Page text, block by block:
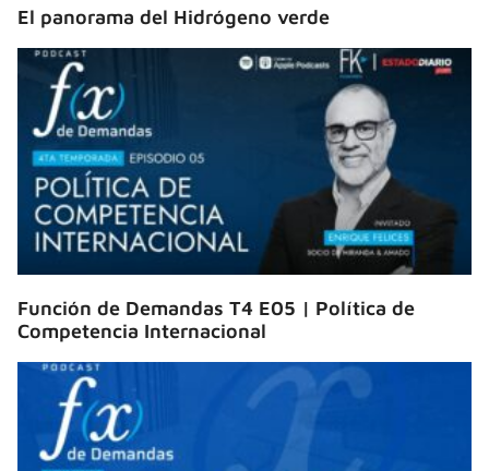
El panorama del Hidrógeno verde
Función de Demandas T4 E05 | Política de
Competencia Internacional